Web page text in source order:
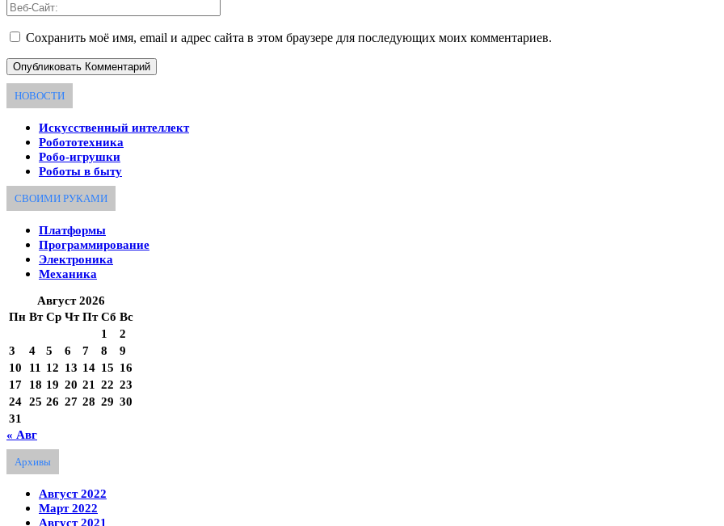
Сохранить моё имя, email и адрес сайта в этом браузере для последующих моих комментариев.
НОВОСТИ
Искусственный интеллект
Робототехника
Робо-игрушки
Роботы в быту
СВОИМИ РУКАМИ
Платформы
Программирование
Электроника
Механика
Август 2026
Пн Вт Ср Чт Пт Сб Вс
1
2
3
4 5 6 7 8
9
10
11 12 13 14 15 16
17
18 19 20 21 22 23
24 25 26 27 28 29 30
31
« Авг
Архивы
Август 2022
Март 2022
Август 2021